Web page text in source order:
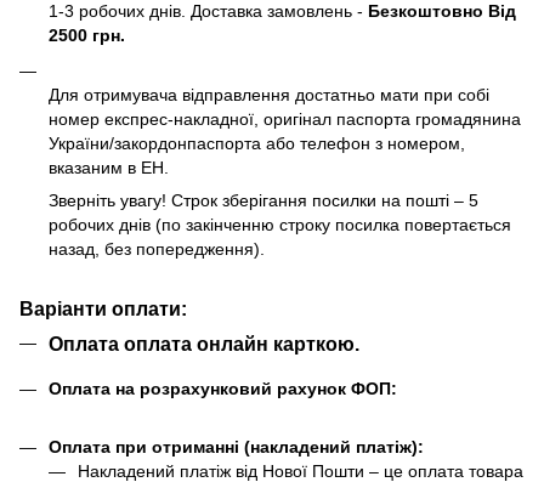
1-3 робочих днів. Доставка замовлень - Безкоштовно Від
2500 грн.
Для отримувача відправлення достатньо мати при собі
номер експрес-накладної, оригінал паспорта громадянина
України/закордонпаспорта або телефон з номером,
вказаним в ЕН.
Зверніть увагу! Строк зберігання посилки на пошті – 5
робочих днів (по закінченню строку посилка повертається
назад, без попередження).
Варіанти оплати:
Оплата оплата онлайн карткою.
Оплата на розрахунковий рахунок ФОП:
Оплата при отриманні (накладений платіж):
Накладений платіж від Нової Пошти – це оплата товара